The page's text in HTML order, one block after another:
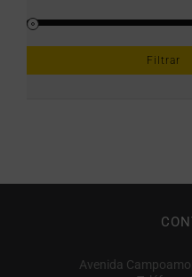
Filtrar
Avenida